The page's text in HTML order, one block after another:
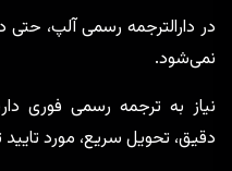
در دارالترجمه رسمی آلپ،
نمی‌شود.
نیاز به ترجمه رسمی فوری
دقیق، تحویل سریع، مورد تایید